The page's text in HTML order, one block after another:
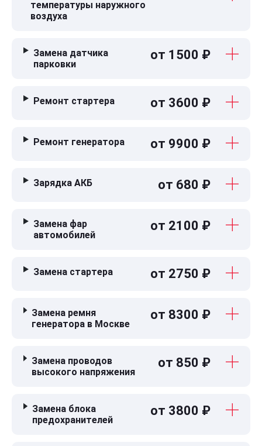
температуры наружного
воздуха
Замена датчика
парковки
от 1500 ₽
Ремонт стартера от 3600 ₽
Ремонт генератора от 9900 ₽
Зарядка АКБ от 680 ₽
Замена фар
автомобилей
от 2100 ₽
Замена стартера от 2750 ₽
Замена ремня
генератора в Москве
от 8300 ₽
Замена проводов
высокого напряжения
от 850 ₽
Замена блока
предохранителей
от 3800 ₽